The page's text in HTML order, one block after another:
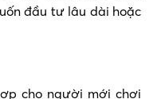
đầu tư lâu dài hoặc
cho người mới chơi